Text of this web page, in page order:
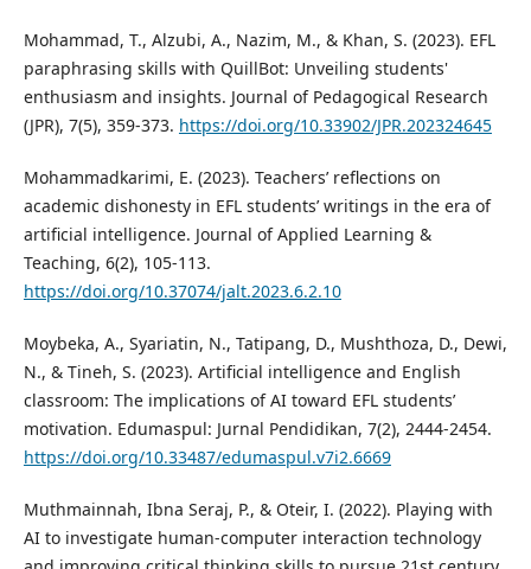
Mohammad, T., Alzubi, A., Nazim, M., & Khan, S. (2023). EFL
paraphrasing skills with QuillBot: Unveiling students'
enthusiasm and insights. Journal of Pedagogical Research
(JPR), 7(5), 359-373. https://doi.org/10.33902/JPR.202324645
Mohammadkarimi, E. (2023). Teachers’ reflections on
academic dishonesty in EFL students’ writings in the era of
artificial intelligence. Journal of Applied Learning &
Teaching, 6(2), 105-113.
https://doi.org/10.37074/jalt.2023.6.2.10
Moybeka, A., Syariatin, N., Tatipang, D., Mushthoza, D., Dewi,
N., & Tineh, S. (2023). Artificial intelligence and English
classroom: The implications of AI toward EFL students’
motivation. Edumaspul: Jurnal Pendidikan, 7(2), 2444-2454.
https://doi.org/10.33487/edumaspul.v7i2.6669
Muthmainnah, Ibna Seraj, P., & Oteir, I. (2022). Playing with
AI to investigate human-computer interaction technology